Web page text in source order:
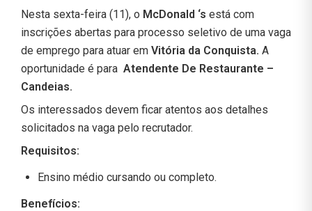
Nesta sexta-feira (11), o McDonald ‘s está com
inscrições abertas para processo seletivo de uma vaga
de emprego para atuar em Vitória da Conquista. A
oportunidade é para Atendente De Restaurante –
Candeias.
Os interessados devem ficar atentos aos detalhes
solicitados na vaga pelo recrutador.
Requisitos:
Ensino médio cursando ou completo.
Benefícios: